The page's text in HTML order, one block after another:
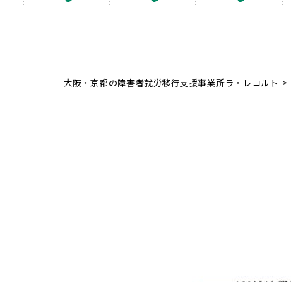
大阪・京都の障害者就労移行支援事業所ラ・レコルト >